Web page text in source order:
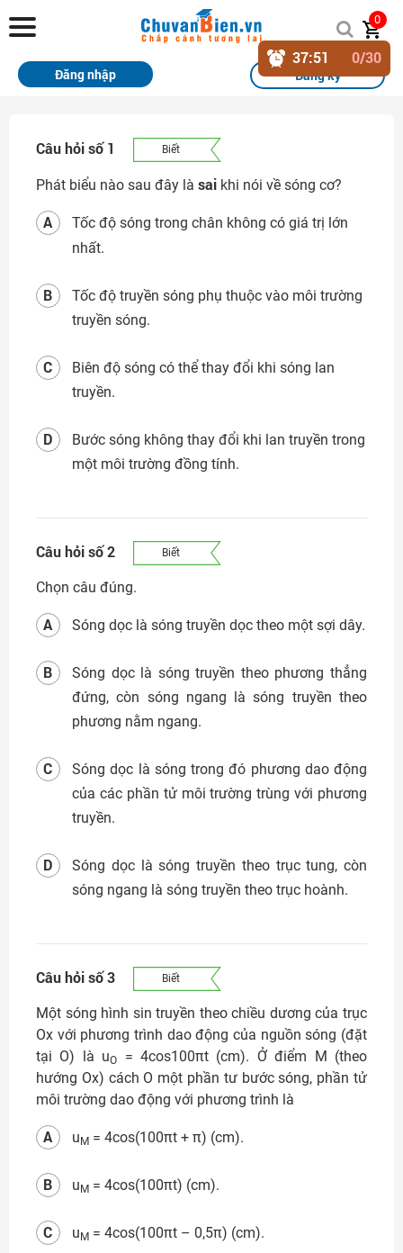
Chuvanbien.vn
Trang chủ
Sách
Thi Online
Tài liệu miễn phí
Học sinh xuất sắc
Giải bài tập
Liên hệ
0
Đăng ký
Đăng nhập
Câu hỏi số 1 Biết
Phát biểu nào sau đây là sai khi nói về sóng cơ?
Tốc độ sóng trong chân không có giá trị lớn
nhất.
A
Tốc độ truyền sóng phụ thuộc vào môi trường
truyền sóng.
B
Biên độ sóng có thể thay đổi khi sóng lan
truyền.
C
Bước sóng không thay đổi khi lan truyền trong
một môi trường đồng tính.
D
Câu hỏi số 2 Biết
Chọn câu đúng.
Sóng dọc là sóng truyền dọc theo một sợi dây.
A
Sóng dọc là sóng truyền theo phương thẳng
đứng, còn sóng ngang là sóng truyền theo
phương nằm ngang.
B
Sóng dọc là sóng trong đó phương dao động
của các phần tử môi trường trùng với phương
truyền.
C
Sóng dọc là sóng truyền theo trục tung, còn
sóng ngang là sóng truyền theo trục hoành.
D
Câu hỏi số 3 Biết
Một sóng hình sin truyền theo chiều dương của trục
Ox với phương trình dao động của nguồn sóng (đặt
tại O) là uO
= 4cos100πt (cm). Ở điểm M (theo
hướng Ox) cách O một phần tư bước sóng, phần tử
môi trường dao động với phương trình là
u M = 4cos(100πt + π) (cm).
A
u M = 4cos(100πt) (cm).
B
u M = 4cos(100πt – 0,5π) (cm).
C
37:50 0/30